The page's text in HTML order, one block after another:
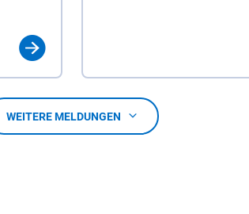
WEITERE MELDUNGEN